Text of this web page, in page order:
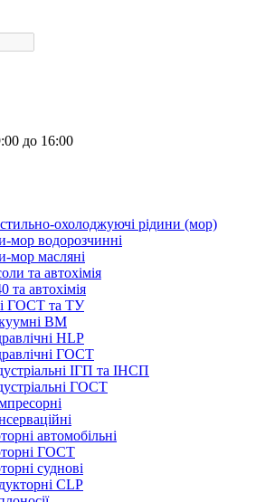
до 16:00
охолоджуючі рідини (мор)
мор водорозчинні
мор масляні
та автохімія
та автохімія
ГОСТ та ТУ
ВМ
HLP
ГОСТ
ІГП та ІНСП
ГОСТ
автомобільні
ГОСТ
суднові
CLP